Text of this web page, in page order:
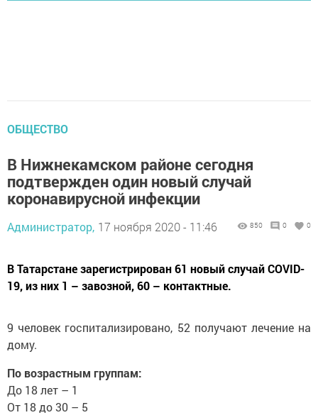
ОБЩЕСТВО
В Нижнекамском районе сегодня
подтвержден один новый случай
коронавирусной инфекции
Администратор, 17 ноября 2020 - 11:46 850 0 0
В Татарстане зарегистрирован 61 новый случай COVID-
19, из них 1 – завозной, 60 – контактные.
9 человек госпитализировано, 52 получают лечение на
дому.
По возрастным группам:
До 18 лет – 1
От 18 до 30 – 5